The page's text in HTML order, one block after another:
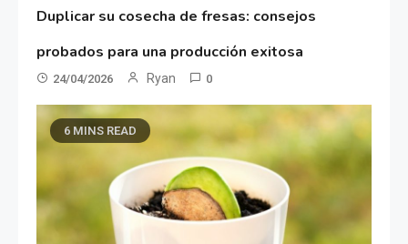
Duplicar su cosecha de fresas: consejos
probados para una producción exitosa
24/04/2026 Ryan 0
6 MINS READ